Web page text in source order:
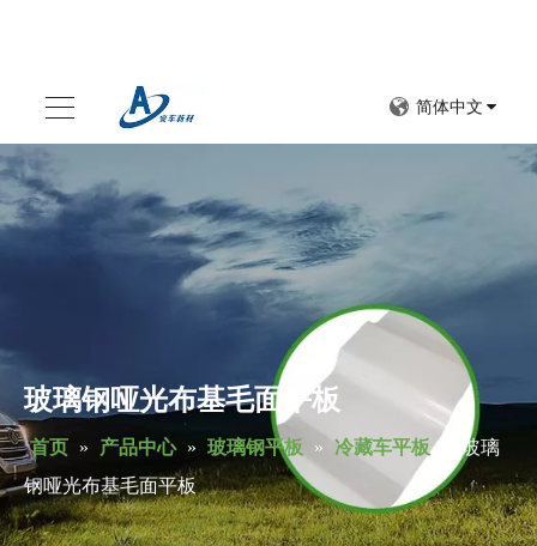
简体中文
玻璃钢哑光布基毛面平板
首页 » 产品中心 » 玻璃钢平板 » 冷藏车平板
玻璃
钢哑光布基毛面平板